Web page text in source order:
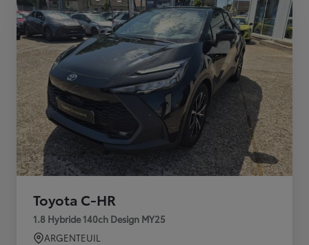
Toyota C-HR
1.8 Hybride 140ch Design MY25
ARGENTEUIL